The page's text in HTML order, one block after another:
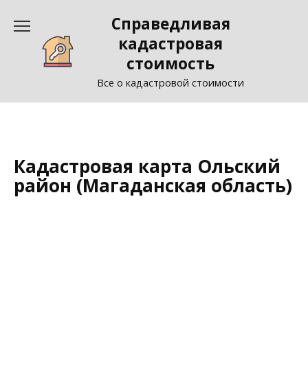
содержанию
Справедливая
кадастровая
стоимость
Все о кадастровой стоимости
Кадастровая карта Ольский
район (Магаданская область)